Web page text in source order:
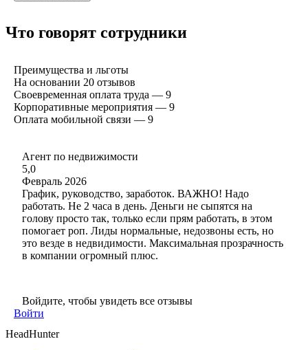
Что говорят сотрудники
Преимущества и льготы
На основании 20 отзывов
Своевременная оплата труда — 9
Корпоративные мероприятия — 9
Оплата мобильной связи — 9
Агент по недвижимости
5,0
Февраль 2026
График, руководство, заработок. ВАЖНО! Надо
работать. Не 2 часа в день. Деньги не сыпятся на
голову просто так, только если прям работать, в этом
помогает роп. Лиды нормальные, недозвоны есть, но
это везде в недвидимости. Максимальная прозрачность
в компании огромный плюс.
Войдите, чтобы увидеть все отзывы
Войти
HeadHunter